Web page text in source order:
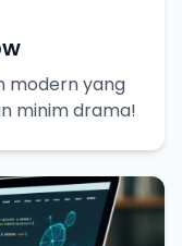
modern yang
minim drama!